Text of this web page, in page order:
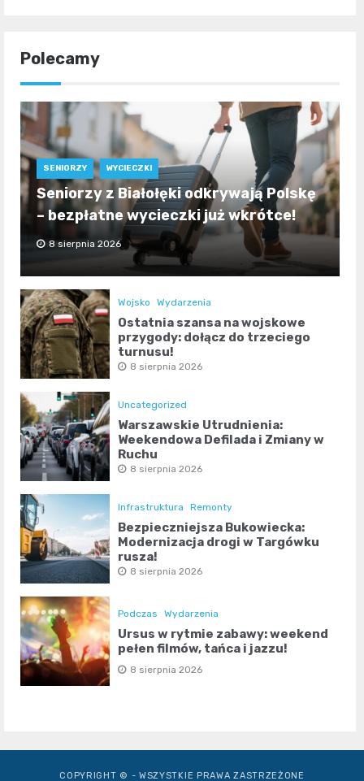
Polecamy
SENIORZY WYCIECZKI
Seniorzy z Białołęki odkrywają Polskę
– bezpłatne wycieczki już wkrótce!
8 sierpnia 2026
Wojsko Wydarzenia
Ostatnia szansa na wojskowe
przygody: dołącz do trzeciego
turnusu!
8 sierpnia 2026
Uncategorized
Warszawskie Utrudnienia:
Weekendowa Defilada i Zmiany w
Ruchu
8 sierpnia 2026
Infrastruktura Remonty
Bezpieczniejsza Bukowiecka:
Modernizacja drogi w Targówku
rusza!
8 sierpnia 2026
Podczas Wydarzenia
Ursus w rytmie zabawy: weekend
pełen filmów, tańca i jazzu!
8 sierpnia 2026
COPYRIGHT © - WSZYSTKIE PRAWA ZASTRZEŻONE